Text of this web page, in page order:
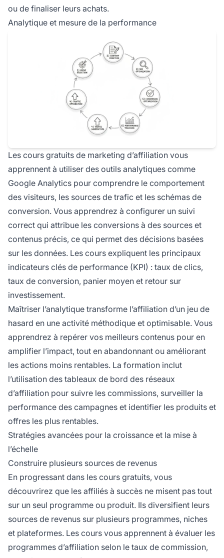
ou de finaliser leurs achats.
Analytique et mesure de la performance
Les cours gratuits de marketing d’affiliation vous
apprennent à utiliser des outils analytiques comme
Google Analytics pour comprendre le comportement
des visiteurs, les sources de trafic et les schémas de
conversion. Vous apprendrez à configurer un suivi
correct qui attribue les conversions à des sources et
contenus précis, ce qui permet des décisions basées
sur les données. Les cours expliquent les principaux
indicateurs clés de performance (KPI) : taux de clics,
taux de conversion, panier moyen et retour sur
investissement.
Maîtriser l’analytique transforme l’affiliation d’un jeu de
hasard en une activité méthodique et optimisable. Vous
apprendrez à repérer vos meilleurs contenus pour en
amplifier l’impact, tout en abandonnant ou améliorant
les actions moins rentables. La formation inclut
l’utilisation des tableaux de bord des réseaux
d’affiliation pour suivre les commissions, surveiller la
performance des campagnes et identifier les produits et
offres les plus rentables.
Stratégies avancées pour la croissance et la mise à
l’échelle
Construire plusieurs sources de revenus
En progressant dans les cours gratuits, vous
découvrirez que les affiliés à succès ne misent pas tout
sur un seul programme ou produit. Ils diversifient leurs
sources de revenus sur plusieurs programmes, niches
et plateformes. Les cours vous apprennent à évaluer les
programmes d’affiliation selon le taux de commission,